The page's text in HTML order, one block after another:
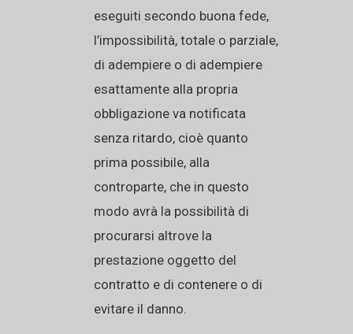
eseguiti secondo buona fede,
l’impossibilità, totale o parziale,
di adempiere o di adempiere
esattamente alla propria
obbligazione va notificata
senza ritardo, cioè quanto
prima possibile, alla
controparte, che in questo
modo avrà la possibilità di
procurarsi altrove la
prestazione oggetto del
contratto e di contenere o di
evitare il danno.